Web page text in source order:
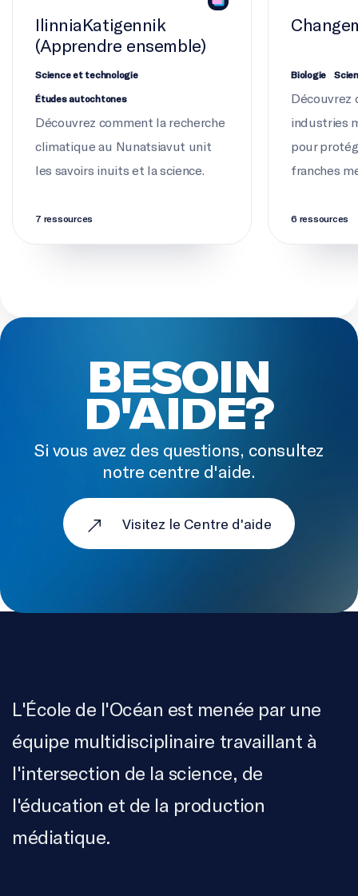
IlinniaKatigennik
(Apprendre ensemble)
Science et technologie
Études autochtones
Découvrez comment la recherche
climatique au Nunatsiavut unit
les savoirs inuits et la science.
7 ressources
Biologie
Découvrez
industries
pour
franches
6 ressources
BESOIN
D'AIDE?
Si vous avez des questions, consultez
notre centre d'aide.
Visitez le Centre d'aide
L'École de l'Océan est menée par une
équipe multidisciplinaire travaillant à
l'intersection de la science, de
l'éducation et de la production
médiatique.